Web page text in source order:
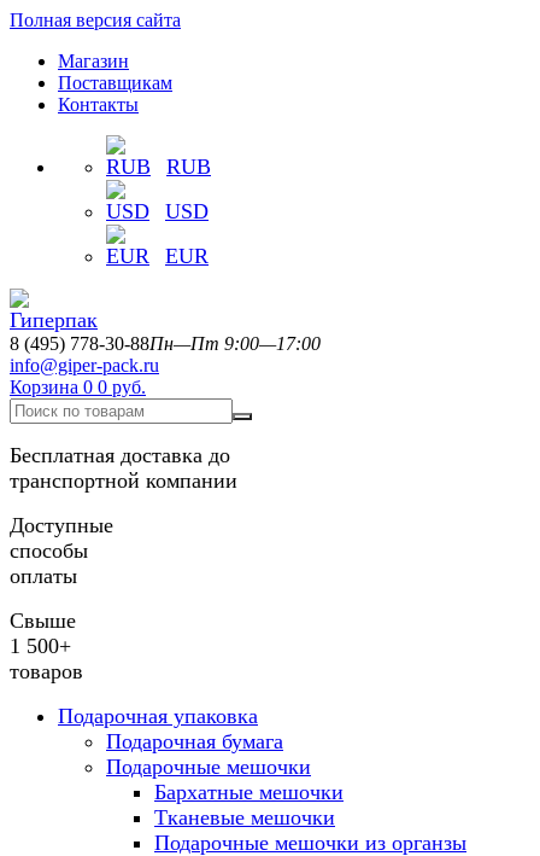
Полная версия сайта
Магазин
Поставщикам
Контакты
RUB
USD
EUR
8 (495) 778-30-88Пн—Пт 9:00—17:00
info@giper-pack.ru
Корзина 0 0 руб.
Бесплатная доставка до
транспортной компании
Доступные
способы
оплаты
Свыше
1 500+
товаров
Подарочная упаковка
Подарочная бумага
Подарочные мешочки
Бархатные мешочки
Тканевые мешочки
Подарочные мешочки из органзы